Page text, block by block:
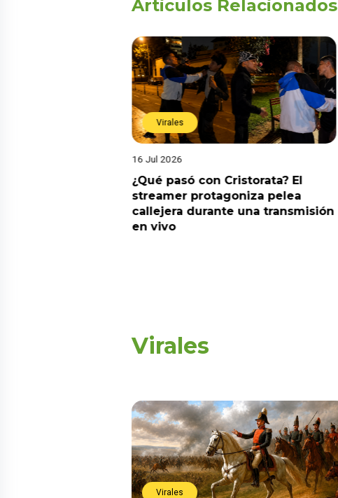
Articulos Relacionados
Virales
16 Jul 2026
¿Qué pasó con Cristorata? El
streamer protagoniza pelea
callejera durante una transmisión
en vivo
Virales
Virales